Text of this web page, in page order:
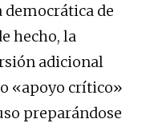
de
hecho, la
adicional
«apoyo crítico»
preparándose